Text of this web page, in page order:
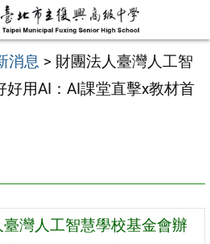
消息 > 財團法人臺灣人工智
用AI：AI課堂直擊x教材首
臺灣人工智慧學校基金會辦